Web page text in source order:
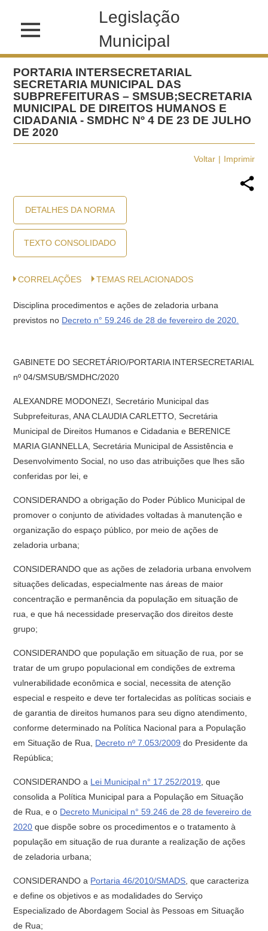
Legislação
Municipal
PORTARIA INTERSECRETARIAL
SECRETARIA MUNICIPAL DAS
SUBPREFEITURAS – SMSUB;SECRETARIA
MUNICIPAL DE DIREITOS HUMANOS E
CIDADANIA - SMDHC Nº 4 DE 23 DE JULHO
DE 2020
Voltar Imprimir
DETALHES DA NORMA
TEXTO CONSOLIDADO
CORRELAÇÕES TEMAS RELACIONADOS
Disciplina procedimentos e ações de zeladoria urbana
previstos no Decreto n° 59.246 de 28 de fevereiro de 2020.
GABINETE DO SECRETÁRIO/PORTARIA INTERSECRETARIAL
nº 04/SMSUB/SMDHC/2020
ALEXANDRE MODONEZI, Secretário Municipal das
Subprefeituras, ANA CLAUDIA CARLETTO, Secretária
Municipal de Direitos Humanos e Cidadania e BERENICE
MARIA GIANNELLA, Secretária Municipal de Assistência e
Desenvolvimento Social, no uso das atribuições que lhes são
conferidas por lei, e
CONSIDERANDO a obrigação do Poder Público Municipal de
promover o conjunto de atividades voltadas à manutenção e
organização do espaço público, por meio de ações de
zeladoria urbana;
CONSIDERANDO que as ações de zeladoria urbana envolvem
situações delicadas, especialmente nas áreas de maior
concentração e permanência da população em situação de
rua, e que há necessidade preservação dos direitos deste
grupo;
CONSIDERANDO que população em situação de rua, por se
tratar de um grupo populacional em condições de extrema
vulnerabilidade econômica e social, necessita de atenção
especial e respeito e deve ter fortalecidas as políticas sociais e
de garantia de direitos humanos para seu digno atendimento,
conforme determinado na Política Nacional para a População
em Situação de Rua, Decreto nº 7.053/2009 do Presidente da
República;
CONSIDERANDO a Lei Municipal n° 17.252/2019 , que
consolida a Política Municipal para a População em Situação
de Rua, e o Decreto Municipal n° 59.246 de 28 de fevereiro de
2020 que dispõe sobre os procedimentos e o tratamento à
população em situação de rua durante a realização de ações
de zeladoria urbana;
CONSIDERANDO a Portaria 46/2010/SMADS , que caracteriza
e define os objetivos e as modalidades do Serviço
Especializado de Abordagem Social às Pessoas em Situação
de Rua;